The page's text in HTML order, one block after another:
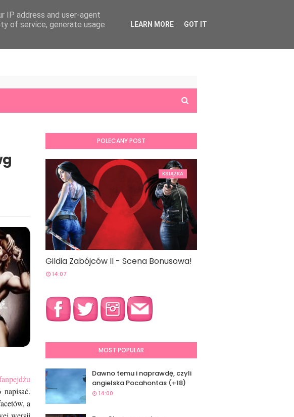
a
POLECANY POST
KSIĄŻKA
Gildia Zabójców II - Scena Bonusowa!
14:07
MOST POPULAR
Dawno temu i naprawdę, czyli
angielska Pocahontas (+18)
14:00
IP address and user-agent
of service, generate usage
LEARN MORE GOT IT